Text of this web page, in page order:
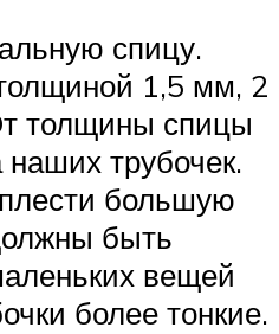
спицу.
1,5 мм, 2
толщины спицы
трубочек.
большую
быть
вещей
более тонкие.